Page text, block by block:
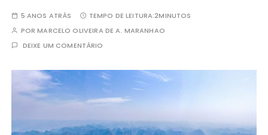
5 ANOS ATRÁS TEMPO DE LEITURA:2MINUTOS
PORMARCELO OLIVEIRA DE A. MARANHAO
DEIXE UM COMENTÁRIO